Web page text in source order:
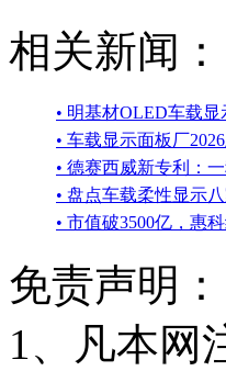
相关新闻：
• 明基材OLED车载
• 车载显示面板厂
• 德赛西威新专利：
• 盘点车载柔性显示
• 市值破3500亿，惠
免责声明：
1、凡本网